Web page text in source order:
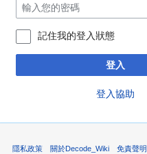
記住我的登入狀態
登入
登入協助
隱私政策 關於Decode_Wiki 免責聲明